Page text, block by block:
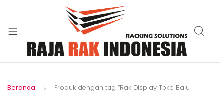
Beranda
Produk dengan tag “Rak Display Toko Baju